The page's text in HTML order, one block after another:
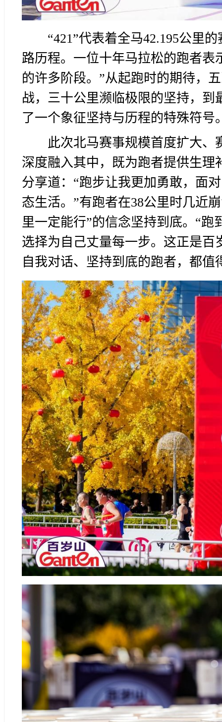
“421”代表着全马42.195公里
路历程。一位十年马拉松的跑者表
的许多阶段。”从起跑时的期待，
战，三十公里濒临极限的坚持，
了一个象征坚持与历程的特殊符号
此次北马赛事规模首度扩大、
深度融入其中，既为跑者提供生
分享道：“跑步让我更加勇敢，面
态生活。”有跑者在38公里时几近
里一定能行”的信念坚持到底。“
选择为自己丈量每一步。这正是
自我对话、坚持到底的跑者，都值